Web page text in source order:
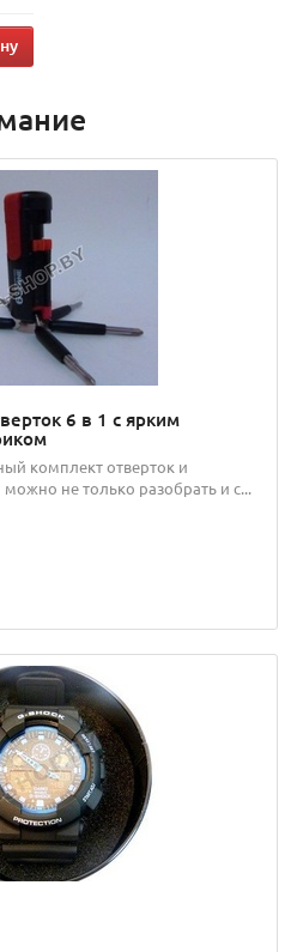
6 в 1 с ярким
комплект отверток и
не только разобрать и с...